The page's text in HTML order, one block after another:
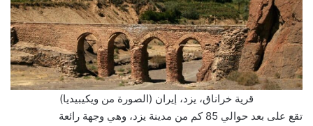
قرية خراناق، يزد، إيران (الصورة من ويكيبيديا)
تقع على بعد حوالي 85 كم من مدينة يزد، وهي وجهة رائعة